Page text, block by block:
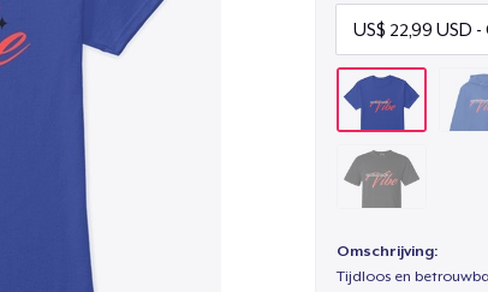
Omschrijving:
Tijdloos en